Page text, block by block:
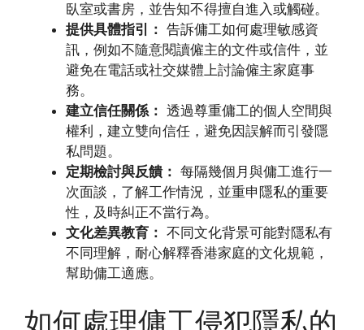
臥室或書房，並告知不得擅自進入或觸碰。
提供具體指引： 告訴傭工如何處理敏感資
訊，例如不隨意閱讀僱主的文件或信件，並
避免在電話或社交媒體上討論僱主家庭事
務。
建立信任關係： 透過尊重傭工的個人空間與
權利，建立雙向信任，避免因誤解而引發隱
私問題。
定期檢討與反饋： 每隔幾個月與傭工進行一
次面談，了解工作情況，並重申隱私的重要
性，及時糾正不當行為。
文化差異教育： 不同文化背景可能對隱私有
不同理解，耐心解釋香港家庭的文化規範，
幫助傭工適應。
如何處理傭工侵犯隱私的